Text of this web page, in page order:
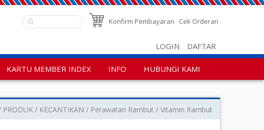
Konfirm Pembayaran Cek Orderan
LOGIN DAFTAR
KARTU MEMBER INDEX INFO HUBUNGI KAMI
PRODUK KECANTIKAN Perawatan Rambut Vitamin Rambut